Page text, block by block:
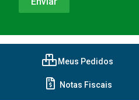
Meus Pedidos
Notas Fiscais